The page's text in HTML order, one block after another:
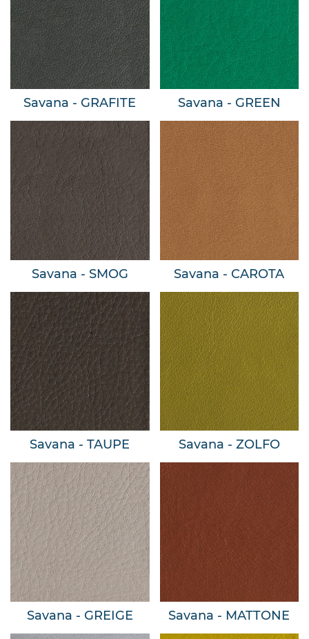
Savana - GRAFITE Savana - GREEN
Savana - SMOG Savana - CAROTA
Savana - TAUPE Savana - ZOLFO
Savana - GREIGE Savana - MATTONE